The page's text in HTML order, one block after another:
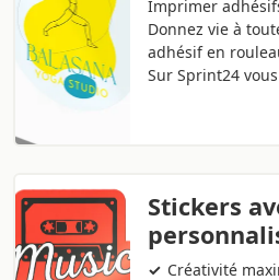
Imprimer
Donnez vie à
adhésif en
Sur Sprint24
Stickers
Créativité